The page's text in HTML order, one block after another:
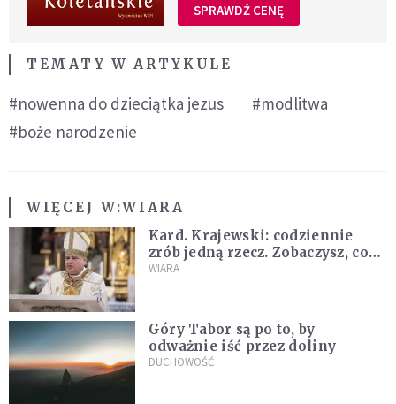
SPRAWDŹ CENĘ
TEMATY W ARTYKULE
#nowenna do dzieciątka jezus
#modlitwa
#boże narodzenie
WIĘCEJ W:WIARA
Kard. Krajewski: codziennie
zrób jedną rzecz. Zobaczysz, co
stanie się z twoim życiem
WIARA
Góry Tabor są po to, by
odważnie iść przez doliny
DUCHOWOŚĆ